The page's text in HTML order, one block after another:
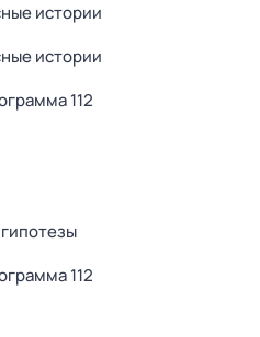
истории
истории
112
112